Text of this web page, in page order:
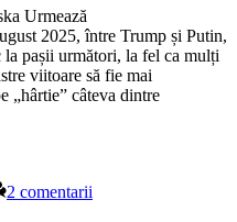
Urmează
2025, între Trump și Putin,
pașii următori, la fel ca mulți
viitoare să fie mai
„hârtie” câteva dintre
2 comentarii